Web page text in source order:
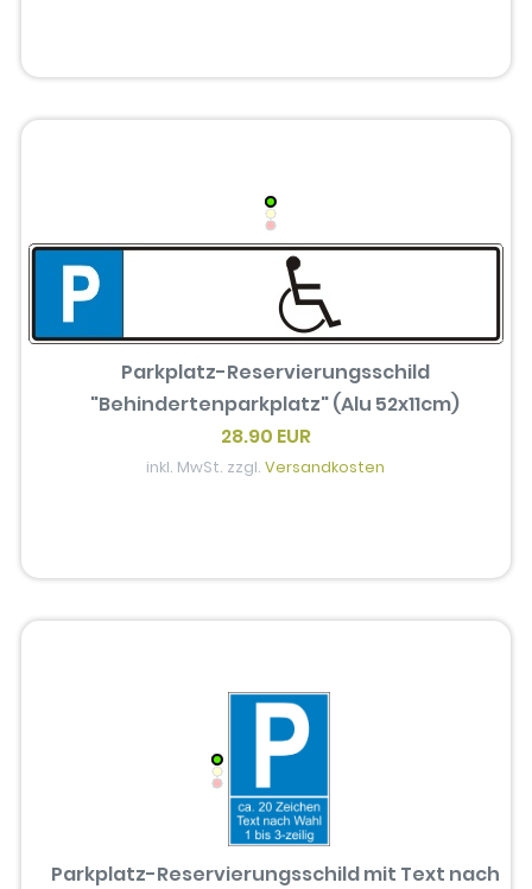
Parkplatz-Reservierungsschild
"Behindertenparkplatz" (Alu 52x11cm)
28.90 EUR
inkl. MwSt. zzgl.Versandkosten
Parkplatz-Reservierungsschild mit Text nach